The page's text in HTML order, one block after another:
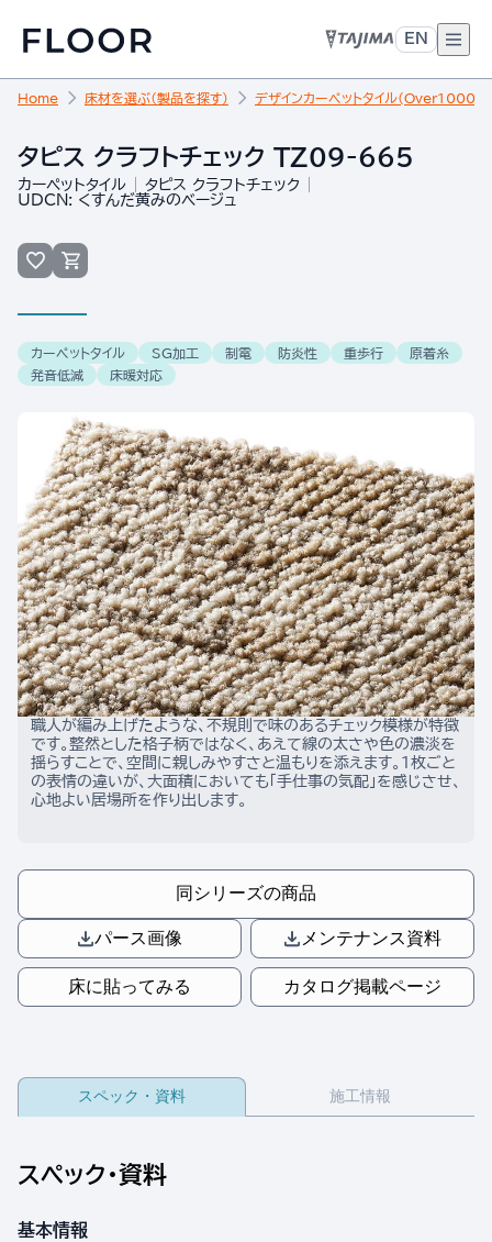
EN
Home 床材を選ぶ（製品を探す） デザインカーペットタイル(Over10000)
タピス クラフトチェック TZ09-665
カーペットタイル
タピス クラフトチェック
UDCN: くすんだ黄みのベージュ
カーペットタイル SG加工 制電 防炎性 重歩行
原着糸
発音低減
床暖対応
職人が編み上げたような、不規則で味のあるチェック模様が特徴
です。整然とした格子柄ではなく、あえて線の太さや色の濃淡を
揺らすことで、空間に親しみやすさと温もりを添えます。1枚ごと
の表情の違いが、大面積においても「手仕事の気配」を感じさせ、
心地よい居場所を作り出します。
同シリーズの商品
パース画像 メンテナンス資料
床に貼ってみる カタログ掲載ページ
スペック・資料 施工情報
スペック・資料
基本情報